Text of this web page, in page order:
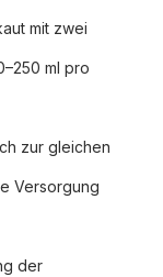
mit zwei
ml pro
zur gleichen
Versorgung
der